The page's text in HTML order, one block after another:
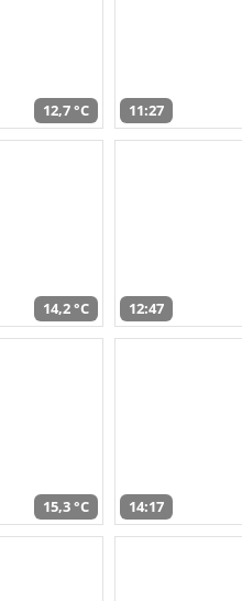
12,7 °C 11:27
14,2 °C 12:47
15,3 °C 14:17